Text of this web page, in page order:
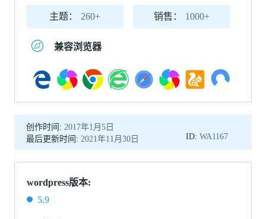
主题： 260+ 销售： 1000+
兼容浏览器
创作时间: 2017年1月5日
最后更新时间: 2021年11月30日 ID:WA1167
wordpress版本:
5.9